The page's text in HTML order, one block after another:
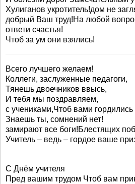
Хулиганов укротитель!дом не
добрый Ваш труд!На любой
ответи счастья!
Чтоб за ум они взялись!
Всего лучшего желаем!
Коллеги, заслуженные педагоги,
Тянешь двоечников ввысь,
И тебя мы поздравляем,
с учениками,Чтоб вами гордились
Знаешь ты, сомнений нет!
замирают все боги!Блестящих
Учитель – ведь – гордое ваше
С Днём учителя
Пред вашим трудом Чтоб вам